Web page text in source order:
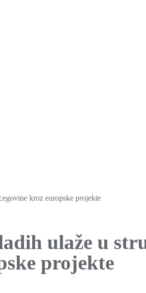
ulaže u
projekte